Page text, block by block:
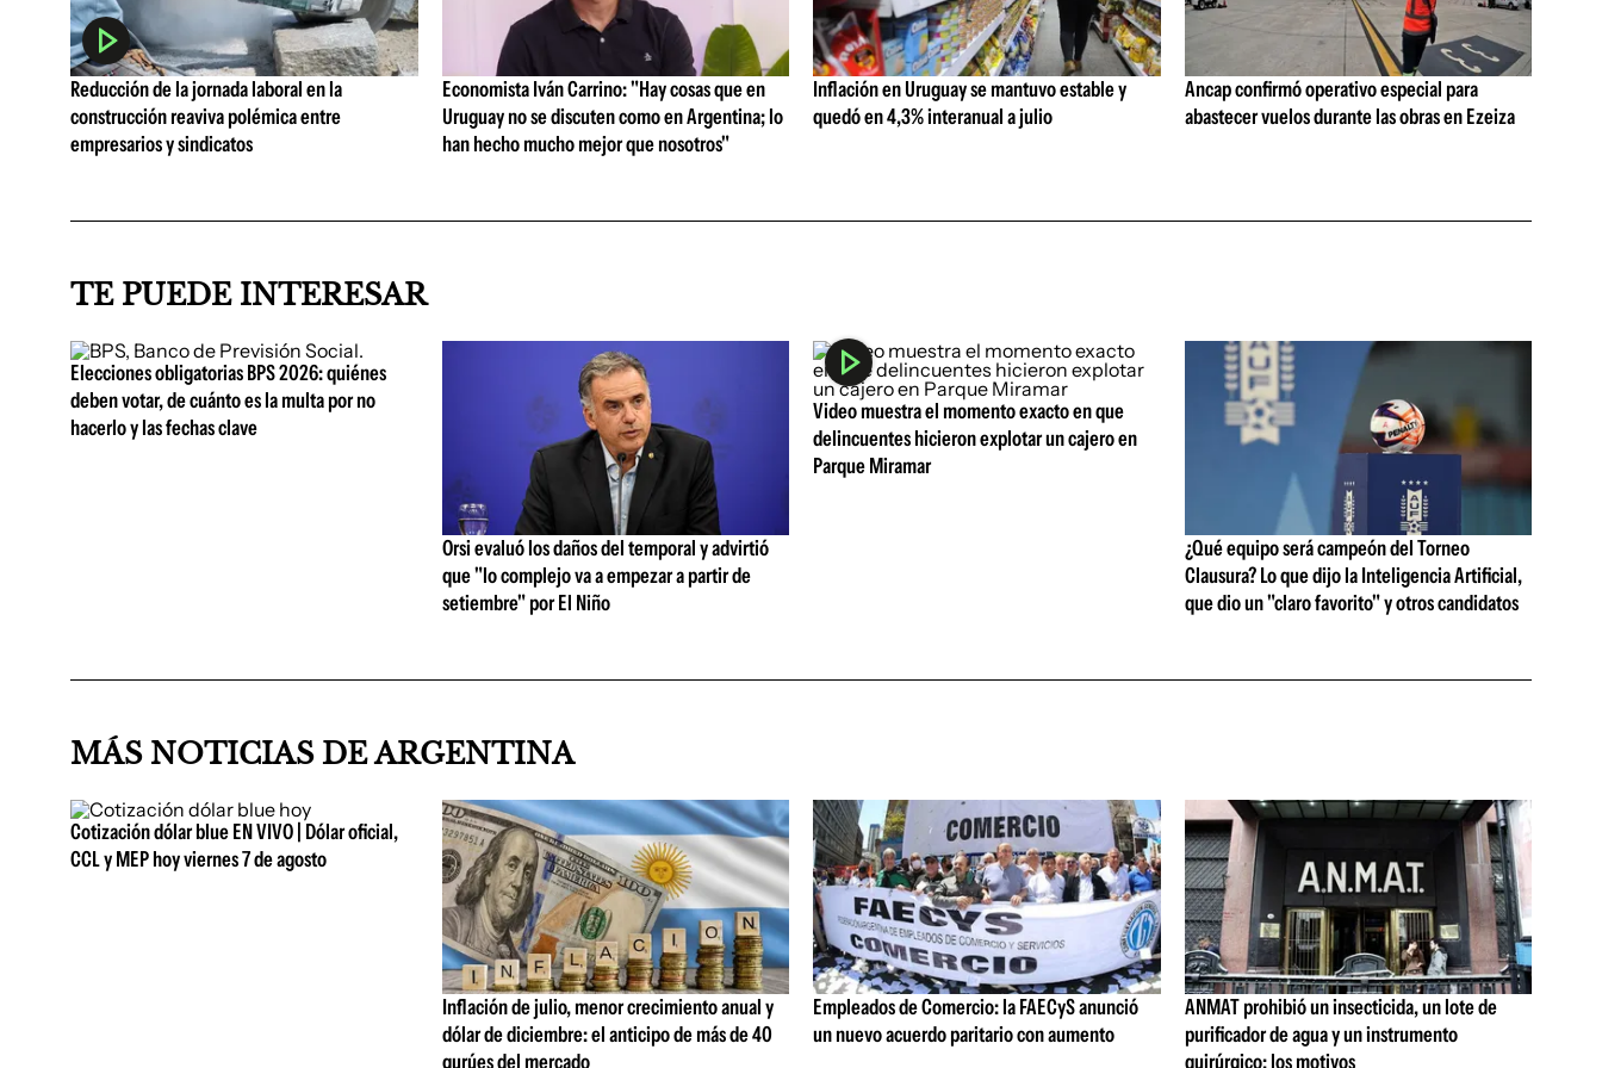
Reducción de la jornada laboral en la
construcción reaviva polémica entre
empresarios y sindicatos
Economista Iván Carrino: "Hay cosas que en
Uruguay no se discuten como en Argentina; lo
han hecho mucho mejor que nosotros"
Inflación en Uruguay se mantuvo estable y
quedó en 4,3% interanual a julio
Ancap confirmó operativo especial para
abastecer vuelos durante las obras en Ezeiza
TE PUEDE INTERESAR
Elecciones obligatorias BPS 2026: quiénes
deben votar, de cuánto es la multa por no
hacerlo y las fechas clave
Orsi evaluó los daños del temporal y advirtió
que "lo complejo va a empezar a partir de
setiembre" por El Niño
Video muestra el momento exacto en que
delincuentes hicieron explotar un cajero en
Parque Miramar
¿Qué equipo será campeón del Torneo
Clausura? Lo que dijo la Inteligencia Artificial,
que dio un "claro favorito" y otros candidatos
MÁS NOTICIAS DE ARGENTINA
Cotización dólar blue EN VIVO | Dólar oficial,
CCL y MEP hoy viernes 7 de agosto
Inflación de julio, menor crecimiento anual y
dólar de diciembre: el anticipo de más de 40
gurúes del mercado
Empleados de Comercio: la FAECyS anunció
un nuevo acuerdo paritario con aumento
ANMAT prohibió un insecticida, un lote de
purificador de agua y un instrumento
quirúrgico: los motivos